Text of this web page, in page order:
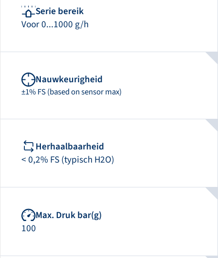
Serie bereik
Voor 0...1000 g/h
Nauwkeurigheid
±1% FS (based on sensor max)
Herhaalbaarheid
< 0,2% FS (typisch H2O)
Max. Druk bar(g)
100